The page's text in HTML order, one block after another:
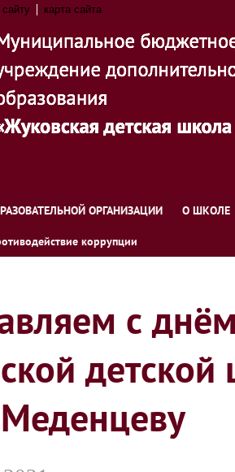
сайту карта сайта
ОРГАНИЗАЦИИ О ШКОЛЕ
коррупции
с